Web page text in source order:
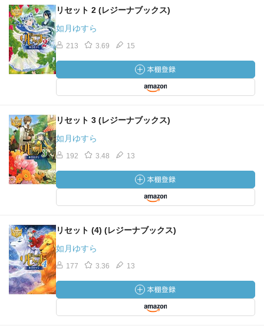
リセット 2 (レジーナブックス)
如月ゆすら
213 3.69 15
リセット 3 (レジーナブックス)
如月ゆすら
192 3.48 13
リセット (4) (レジーナブックス)
如月ゆすら
177 3.36 13